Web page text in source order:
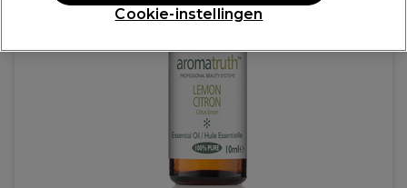
Cookie-instellingen